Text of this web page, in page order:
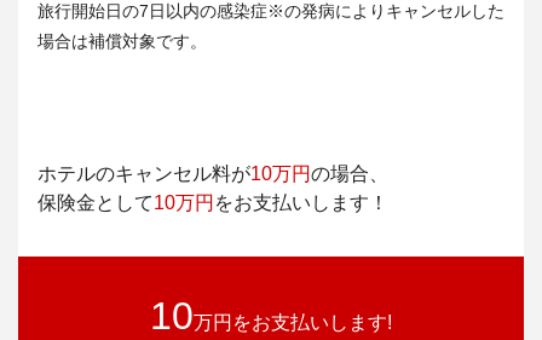
旅行開始日の7日以内の感染症※の発病によりキャンセルした
場合は補償対象です。
ホテルのキャンセル料が10万円の場合、
保険金として10万円 をお支払いします！
10万円をお支払いします!